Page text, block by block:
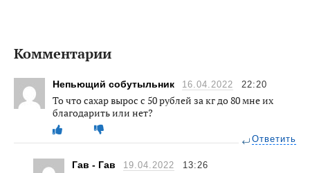
Комментарии
Непьющий собутыльник 16.04.2022 22:20
То что сахар вырос с 50 рублей за кг до 80 мне их
благодарить или нет?
Ответить
Гав - Гав 19.04.2022 13:26